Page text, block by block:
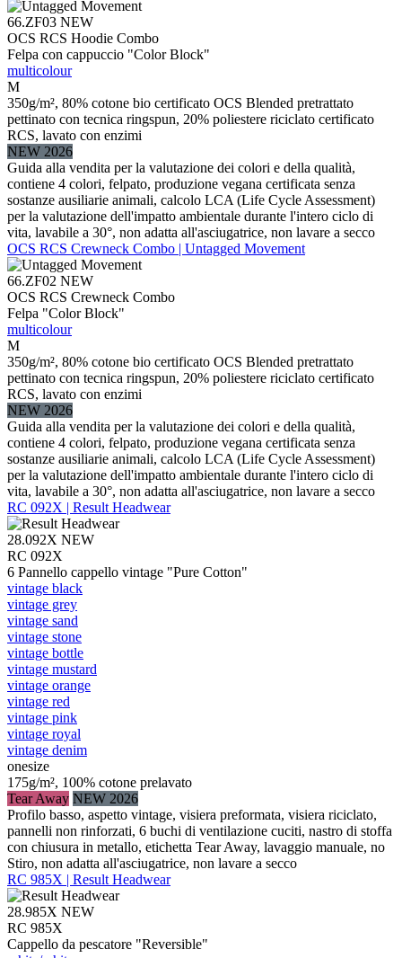
66.ZF03 NEW
OCS RCS Hoodie Combo
Felpa con cappuccio "Color Block"
multicolour
M
350g/m², 80% cotone bio certificato OCS Blended pretrattato
pettinato con tecnica ringspun, 20% poliestere riciclato certificato
RCS, lavato con enzimi
NEW 2026
Guida alla vendita per la valutazione dei colori e della qualità,
contiene 4 colori, felpato, produzione vegana certificata senza
sostanze ausiliarie animali, calcolo LCA (Life Cycle Assessment)
per la valutazione dell'impatto ambientale durante l'intero ciclo di
vita, lavabile a 30°, non adatta all'asciugatrice, non lavare a secco
OCS RCS Crewneck Combo | Untagged Movement
66.ZF02 NEW
OCS RCS Crewneck Combo
Felpa "Color Block"
multicolour
M
350g/m², 80% cotone bio certificato OCS Blended pretrattato
pettinato con tecnica ringspun, 20% poliestere riciclato certificato
RCS, lavato con enzimi
NEW 2026
Guida alla vendita per la valutazione dei colori e della qualità,
contiene 4 colori, felpato, produzione vegana certificata senza
sostanze ausiliarie animali, calcolo LCA (Life Cycle Assessment)
per la valutazione dell'impatto ambientale durante l'intero ciclo di
vita, lavabile a 30°, non adatta all'asciugatrice, non lavare a secco
RC 092X | Result Headwear
28.092X NEW
RC 092X
6 Pannello cappello vintage "Pure Cotton"
vintage black
vintage grey
vintage sand
vintage stone
vintage bottle
vintage mustard
vintage orange
vintage red
vintage pink
vintage royal
vintage denim
onesize
175g/m², 100% cotone prelavato
Tear Away NEW 2026
Profilo basso, aspetto vintage, visiera preformata, visiera riciclato,
pannelli non rinforzati, 6 buchi di ventilazione cuciti, nastro di stoffa
con chiusura in metallo, etichetta Tear Away, lavaggio manuale, no
Stiro, non adatta all'asciugatrice, non lavare a secco
RC 985X | Result Headwear
28.985X NEW
RC 985X
Cappello da pescatore "Reversible"